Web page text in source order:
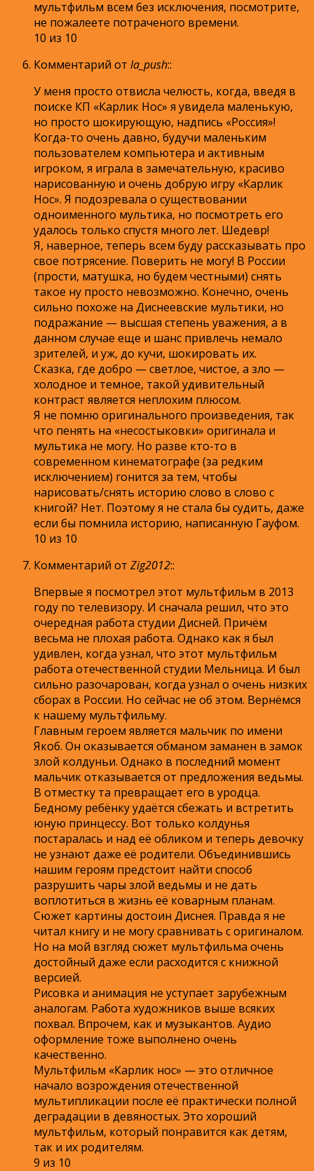
мультфильм всем без исключения, посмотрите,
не пожалеете потраченого времени.
10 из 10
Комментарий от la_push::
У меня просто отвисла челюсть, когда, введя в
поиске КП «Карлик Нос» я увидела маленькую,
но просто шокирующую, надпись «Россия»!
Когда-то очень давно, будучи маленьким
пользователем компьютера и активным
игроком, я играла в замечательную, красиво
нарисованную и очень добрую игру «Карлик
Нос». Я подозревала о существовании
одноименного мультика, но посмотреть его
удалось только спустя много лет. Шедевр!
Я, наверное, теперь всем буду рассказывать про
свое потрясение. Поверить не могу! В России
(прости, матушка, но будем честными) снять
такое ну просто невозможно. Конечно, очень
сильно похоже на Диснеевские мультики, но
подражание — высшая степень уважения, а в
данном случае еще и шанс привлечь немало
зрителей, и уж, до кучи, шокировать их.
Сказка, где добро — светлое, чистое, а зло —
холодное и темное, такой удивительный
контраст является неплохим плюсом.
Я не помню оригинального произведения, так
что пенять на «несостыковки» оригинала и
мультика не могу. Но разве кто-то в
современном кинематографе (за редким
исключением) гонится за тем, чтобы
нарисовать/снять историю слово в слово с
книгой? Нет. Поэтому я не стала бы судить, даже
если бы помнила историю, написанную Гауфом.
10 из 10
Комментарий от Zig2012::
Впервые я посмотрел этот мультфильм в 2013
году по телевизору. И сначала решил, что это
очередная работа студии Дисней. Причём
весьма не плохая работа. Однако как я был
удивлен, когда узнал, что этот мультфильм
работа отечественной студии Мельница. И был
сильно разочарован, когда узнал о очень низких
сборах в России. Но сейчас не об этом. Вернёмся
к нашему мультфильму.
Главным героем является мальчик по имени
Якоб. Он оказывается обманом заманен в замок
злой колдуньи. Однако в последний момент
мальчик отказывается от предложения ведьмы.
В отместку та превращает его в уродца.
Бедному ребёнку удаётся сбежать и встретить
юную принцессу. Вот только колдунья
постаралась и над её обликом и теперь девочку
не узнают даже её родители. Объединившись
нашим героям предстоит найти способ
разрушить чары злой ведьмы и не дать
воплотиться в жизнь её коварным планам.
Сюжет картины достоин Диснея. Правда я не
читал книгу и не могу сравнивать с оригиналом.
Но на мой взгляд сюжет мультфильма очень
достойный даже если расходится с книжной
версией.
Рисовка и анимация не уступает зарубежным
аналогам. Работа художников выше всяких
похвал. Впрочем, как и музыкантов. Аудио
оформление тоже выполнено очень
качественно.
Мультфильм «Карлик нос» — это отличное
начало возрождения отечественной
мультипликации после её практически полной
деградации в девяностых. Это хороший
мультфильм, который понравится как детям,
так и их родителям.
9 из 10